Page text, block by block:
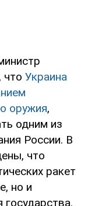
что Украина
оружия,
одним из
России. В
что
ракет
но и
государства.